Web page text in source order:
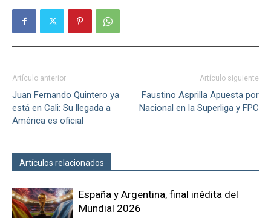
Artículo anterior
Juan Fernando Quintero ya
está en Cali: Su llegada a
América es oficial
Artículo siguiente
Faustino Asprilla Apuesta por
Nacional en la Superliga y FPC
Artículos relacionados
España y Argentina, final inédita del
Mundial 2026